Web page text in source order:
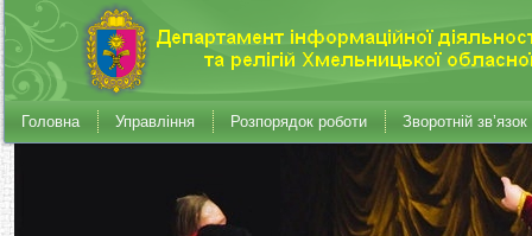
Головна Управління Розпорядок роботи Зворотній зв’язок